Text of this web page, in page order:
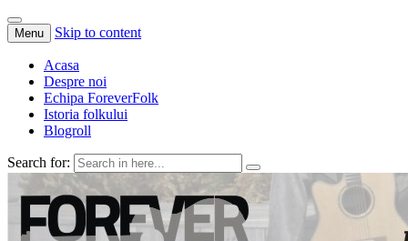
Menu Skip to content
Acasa
Despre noi
Echipa ForeverFolk
Istoria folkului
Blogroll
Search for:
ForeverFolk
Muzica sufletului tau